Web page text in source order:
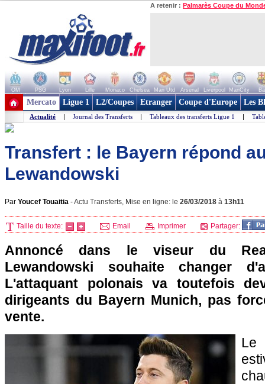
A retenir : Palmarès Coupe du
OM PSG Lyon Lille Monaco Chelsea Man Utd Arsenal Liverpool ManCity
+ de clubs
Mercato Ligue 1 L2/Coupes Etranger Coupe d'Europe Les
Actualité | Journal des Transferts | Tableaux des transferts Ligue 1 |
Transfert : le Bayern répond
Lewandowski
Par Youcef Touaitia -Actu Transferts, Mise en ligne: le 26/03/2018 à 13h11
Taille du texte: Email Imprimer Partager:
Annoncé dans le viseur du
Lewandowski souhaite changer
L'attaquant polonais va toutefois
dirigeants du Bayern Munich, pas
vente.
Le